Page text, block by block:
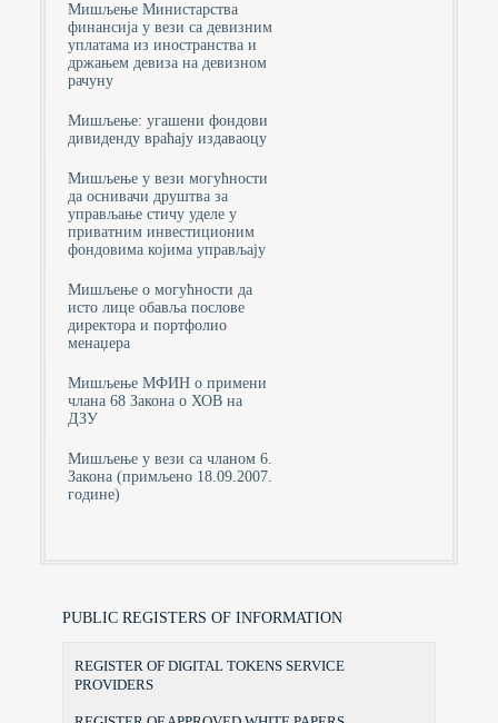
Мишљење Министарства
финансија у вези са девизним
уплатама из иностранства и
држањем девиза на девизном
рачуну
Мишљење: угашени фондови
дивиденду враћају издаваоцу
Мишљење у вези могућности
да оснивачи друштва за
управљање стичу уделе у
приватним инвестиционим
фондовима којима управљају
Мишљење о могућности да
исто лице обавља послове
директора и портфолио
менаџера
Мишљење МФИН о примени
члана 68 Закона о ХОВ на
ДЗУ
Мишљење у вези са чланом 6.
Закона (примљено 18.09.2007.
године)
PUBLIC REGISTERS OF INFORMATION
REGISTER OF DIGITAL TOKENS SERVICE
PROVIDERS